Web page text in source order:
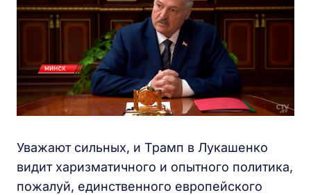
Уважают сильных, и Трамп в Лукашенко
видит харизматичного и опытного политика,
пожалуй, единственного европейского